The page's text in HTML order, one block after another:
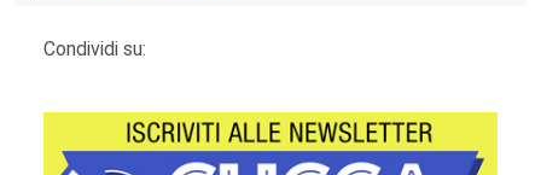
Condividi su: